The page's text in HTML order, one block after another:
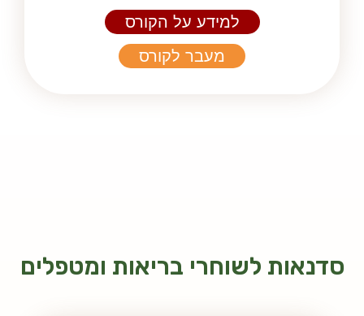
למידע על הקורס
מעבר לקורס
סדנאות לשוחרי בריאות ומטפלים